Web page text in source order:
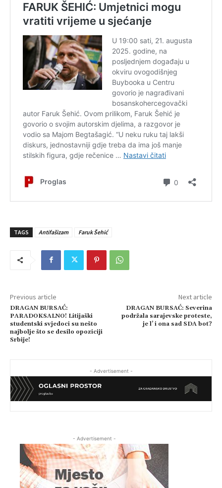
TAGS Antifašizam Faruk Šehić
Previous article
DRAGAN BURSAĆ:
PARADOKSALNO! Litijaški
studentski svjedoci su nešto
najbolje što se desilo opoziciji
Srbije!
Next article
DRAGAN BURSAĆ: Severina
podržala sarajevske proteste,
je l’ i ona sad SDA bot?
- Advertisement -
- Advertisement -